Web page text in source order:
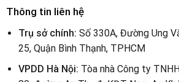
Thông tin liên hệ
Trụ sở chính: Số 330A, Đường Ung
25, Quận Bình Thạnh, TPHCM
VPDD Hà Nội: Tòa nhà Công ty